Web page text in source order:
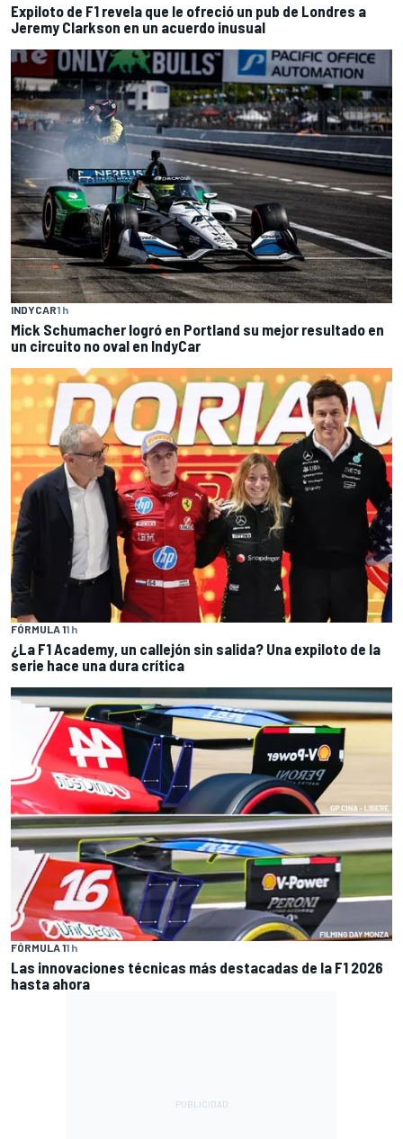
Expiloto de F1 revela que le ofreció un pub de Londres a
Jeremy Clarkson en un acuerdo inusual
INDYCAR1 h
Mick Schumacher logró en Portland su mejor resultado en
un circuito no oval en IndyCar
FÓRMULA 11 h
¿La F1 Academy, un callejón sin salida? Una expiloto de la
serie hace una dura crítica
FÓRMULA 11 h
Las innovaciones técnicas más destacadas de la F1 2026
hasta ahora